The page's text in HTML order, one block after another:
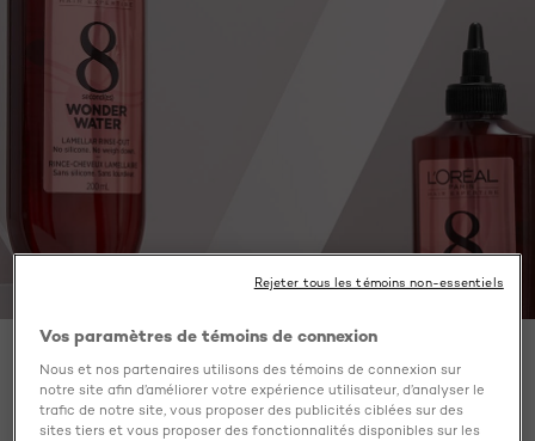
Routine beauté d’été rapide
Vos paramètres de témoins de connexion
Nous et nos partenaires utilisons des témoins de connexion sur
notre site afin d’améliorer votre expérience utilisateur, d’analyser le
trafic de notre site, vous proposer des publicités ciblées sur des
sites tiers et vous proposer des fonctionnalités disponibles sur les
Rejeter tous les témoins non-essentiels